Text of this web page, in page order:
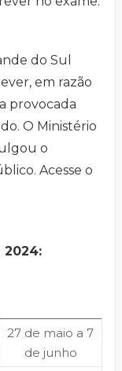
do Sul
em razão
provocada
O Ministério
o
Acesse o
2024:
27 de maio a 7
de junho